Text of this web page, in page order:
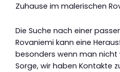
Zuhause im malerischen
Die Suche nach einer
Rovaniemi kann eine
besonders wenn man nicht
Sorge, wir haben Kontakte